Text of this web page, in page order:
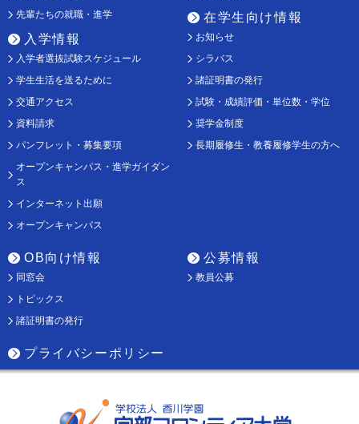
先輩たちの就職・進学
入学情報
入学者選抜試験スケジュール
学生生活を送るために
交通アクセス
資料請求
パンフレット・募集要項
オープンキャンパス・進学ガイダン
ス
インターネット出願
オープンキャンパス
在学生向け情報
お知らせ
シラバス
諸証明書の発行
試験・成績評価・単位数・学位
奨学金制度
長期履修生・教養履修学生の方へ
OB向け情報
同窓会
トピックス
諸証明書の発行
公募情報
教員公募
プライバシーポリシー